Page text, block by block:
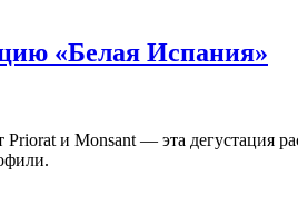
«Белая Испания»
и Monsant — эта дегустация